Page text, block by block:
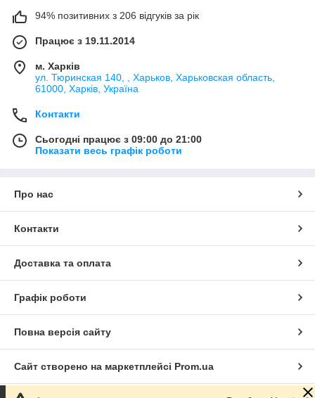
94% позитивних з 206 відгуків за рік
Працює з 19.11.2014
м. Харків
ул. Тюринская 140, , Харьков, Харьковская область,
61000, Харків, Україна
Контакти
Сьогодні працює з 09:00 до 21:00
Показати весь графік роботи
Про нас
Контакти
Доставка та оплата
Графік роботи
Повна версія сайту
Сайт створено на маркетплейсі Prom.ua